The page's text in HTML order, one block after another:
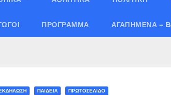
ΠΡΌΓΡΑΜΜΑ ΑΓΑΠΗΜΈΝΑ –
ΠΑΙΔΕΙΑ ΠΡΩΤΟΣΕΛΙΔΟ